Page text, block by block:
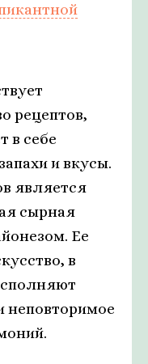
рецептов,
в себе
и вкусы.
является
сырная
Ее
в
неповторимое